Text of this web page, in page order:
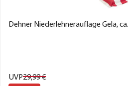
Dehner Niederlehnerauflage Gela,
UVP29,99€